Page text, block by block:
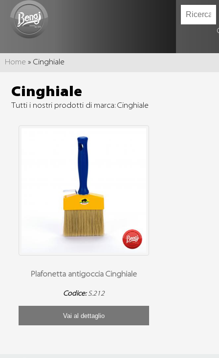
TU SEI QUI
Home » Cinghiale
Cinghiale
Tutti i nostri prodotti di marca: Cinghiale
Plafonetta antigoccia Cinghiale
Codice: S.212
Vai al dettaglio